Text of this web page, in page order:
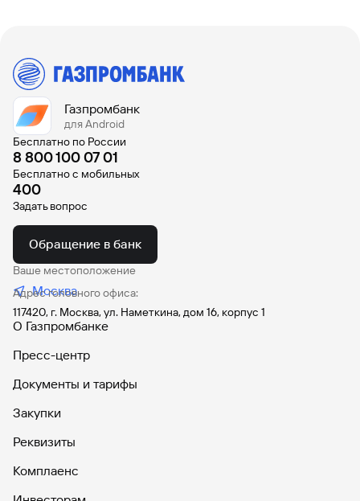
Газпромбанк
для Android
Бесплатно по России
8 800 100 07 01
Бесплатно с мобильных
400
Задать вопрос
Обращение в банк
Ваше местоположение
Москва
Адрес головного офиса:
117420, г. Москва, ул. Наметкина, дом 16, корпус 1
О Газпромбанке
Пресс-центр
Документы и тарифы
Закупки
Реквизиты
Комплаенс